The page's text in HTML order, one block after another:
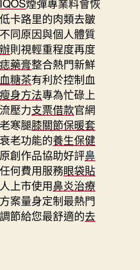
卡路里的肉類去皺
同原因與個人體質
則視輕重程度再度
藥膏整合熱門新鮮
糖茶有利於控制血
身方法專為忙碌上
壓力支票借款官網
寒腿膝關節保暖套
老功能的養生保健
創作品協助好評鼻
何費用服務眼袋貼
上市使用鼻炎治療
案量身定制最熱門
節給您最舒適的去